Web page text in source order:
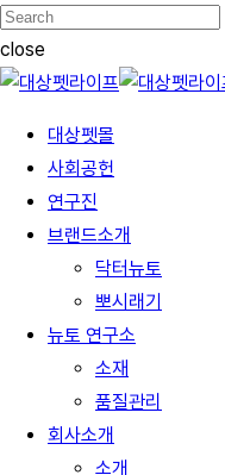
Skip
to
main
close
Close
Menu
대상펫몰
사회공헌
연구진
브랜드소개
닥터뉴토
뽀시래기
뉴토 연구소
소재
품질관리
회사소개
소개